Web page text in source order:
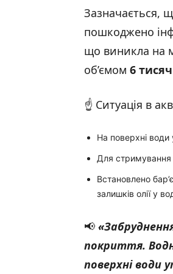
Зазначається,
пошкоджено
що виникла на
об’ємом 6
☝️ Ситуація в
На поверхні води
Для стримування
Встановлено
залишків олії у
📢
покриття.
поверхні води